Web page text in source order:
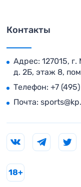
Контакты
Адрес: 127015,
д. 2Б, этаж 8,
Телефон: +7
Почта:
18+